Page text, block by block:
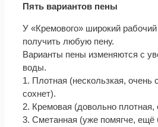
Пять вариантов пены
У «Кремового» широкий
получить любую пену.
Варианты пены изменяются с
воды.
1. Плотная (нескользкая, очень
сохнет).
2. Кремовая (довольно
3. Сметанная (уже помягче, ещё